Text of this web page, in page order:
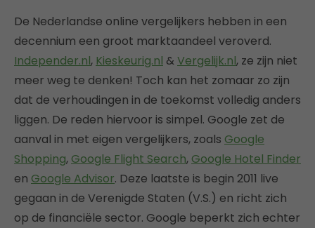
De Nederlandse online vergelijkers hebben in een
decennium een groot marktaandeel veroverd.
Independer.nl, Kieskeurig.nl &Vergelijk.nl, ze zijn niet
meer weg te denken! Toch kan het zomaar zo zijn
dat de verhoudingen in de toekomst volledig anders
liggen. De reden hiervoor is simpel. Google zet de
aanval in met eigen vergelijkers, zoals Google
Shopping, Google Flight Search, Google Hotel Finder
en Google Advisor. Deze laatste is begin 2011 live
gegaan in de Verenigde Staten (V.S.) en richt zich
op de financiële sector. Google beperkt zich echter